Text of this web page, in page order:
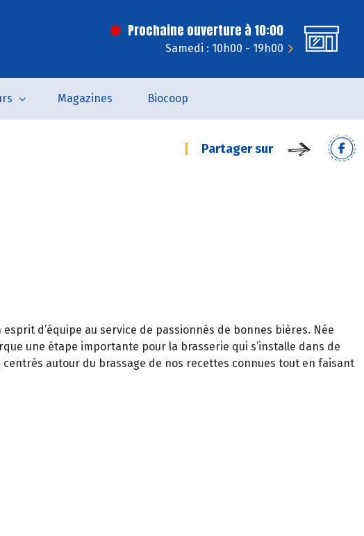
Prochaine ouverture à 10:00
Samedi : 10h00 - 19h00
Magazines Biocoop
Partager sur
d’équipe au service de passionnés de bonnes bières. Née
une étape importante pour la brasserie qui s’installe dans de
autour du brassage de nos recettes connues tout en faisant